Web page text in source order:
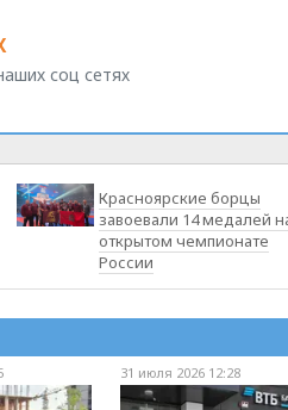
соц сетях
Красноярские борцы
завоевали 14 медалей
открытом чемпионате
России
31 июля 2026 12:28